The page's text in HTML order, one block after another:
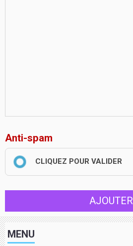
Anti-spam
CLIQUEZ POUR VALIDER
AJOUTER
MENU